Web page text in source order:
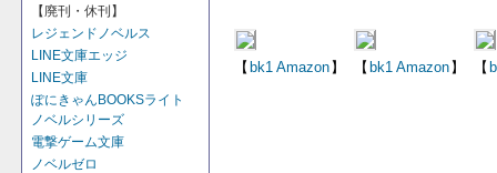
【廃刊・休刊】
レジェンドノベルス
LINE文庫エッジ
LINE文庫
ぽにきゃんBOOKSライト
ノベルシリーズ
電撃ゲーム文庫
ノベルゼロ
【bk1 Amazon】 【bk1 Amazon】 【